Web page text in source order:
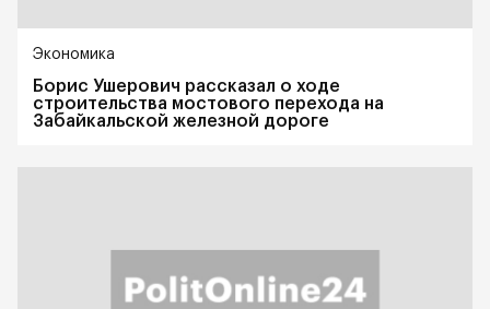
Экономика
Борис Ушерович рассказал о ходе
строительства мостового перехода на
Забайкальской железной дороге